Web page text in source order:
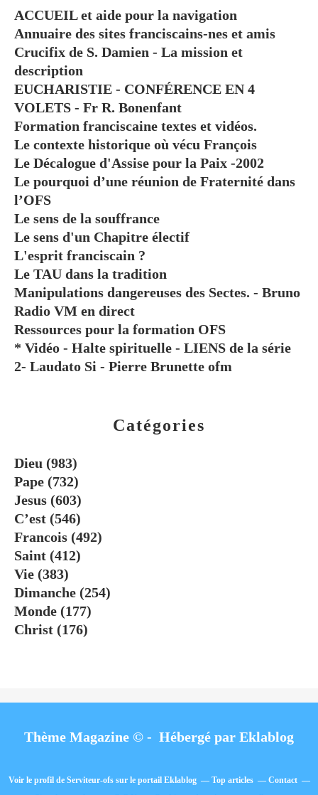
Catégories
Dieu (983)
Pape (732)
Jesus (603)
C’est (546)
Francois (492)
Saint (412)
Vie (383)
Dimanche (254)
Monde (177)
Christ (176)
ACCUEIL et aide pour la navigation
Annuaire des sites franciscains-nes et amis
Crucifix de S. Damien - La mission et
description
EUCHARISTIE - CONFÉRENCE EN 4
VOLETS - Fr R. Bonenfant
Formation franciscaine textes et vidéos.
Le contexte historique où vécu François
Le Décalogue d'Assise pour la Paix -2002
Le pourquoi d’une réunion de Fraternité dans
l’OFS
Le sens de la souffrance
Le sens d'un Chapitre électif
L'esprit franciscain ?
Le TAU dans la tradition
Manipulations dangereuses des Sectes. - Bruno
Radio VM en direct
Ressources pour la formation OFS
* Vidéo - Halte spirituelle - LIENS de la série
2- Laudato Si - Pierre Brunette ofm
Thème Magazine © - Hébergé par Eklablog
Voir le profil de Serviteur-ofssur le portail Eklablog Top articles
Contact